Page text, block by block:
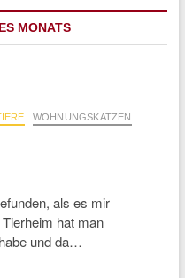
MONATS
WOHNUNGSKATZEN
als es mir
hat man
und da…